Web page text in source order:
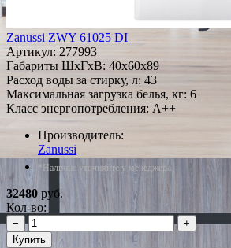
Zanussi ZWY 61025 DI
Артикул: 277993
Габариты ШxГxВ: 40x60x89
Расход воды за стирку, л: 43
Максимальная загрузка белья, кг: 6
Класс энергопотребления: A++
Производитель:
Zanussi
*Наличие уточняйте у менеджера
32480 руб.
Кол-во:
−
+
Купить